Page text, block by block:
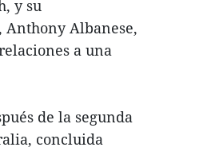
y su
Anthony Albanese,
a una
de la segunda
concluida